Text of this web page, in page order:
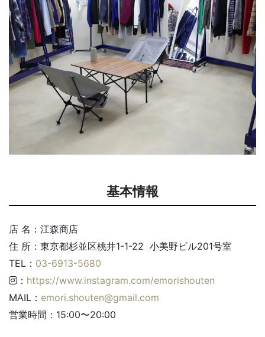
基本情報
店 名：江森商店
住 所：東京都杉並区桃井1-1-22 小美野ビル201号室
TEL： 03-6913-5680
： https://www.instagram.com/emorishouten
MAIL： emori.shouten@gmail.com
営業時間：15:00〜20:00